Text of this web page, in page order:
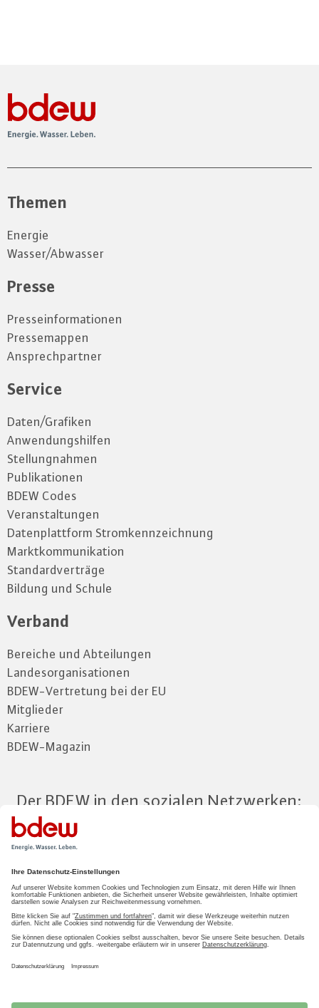
Themen
Energie
Wasser/Abwasser
Presse
Presseinformationen
Pressemappen
Ansprechpartner
Service
Daten/Grafiken
Anwendungshilfen
Stellungnahmen
Publikationen
BDEW Codes
Veranstaltungen
Datenplattform Stromkennzeichnung
Marktkommunikation
Standardverträge
Bildung und Schule
Verband
Bereiche und Abteilungen
Landesorganisationen
BDEW-Vertretung bei der EU
Mitglieder
Karriere
BDEW-Magazin
Der BDEW in den sozialen Netzwerken:
Zum Mitgliederbereich
LOGIN